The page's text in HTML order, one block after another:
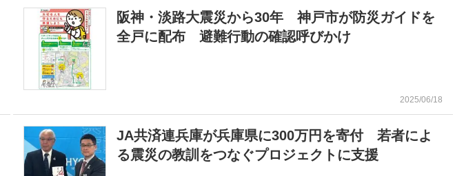
阪神・淡路大震災から30年 神戸市が防災ガイドを
全戸に配布 避難行動の確認呼びかけ
2025/06/18
JA共済連兵庫が兵庫県に300万円を寄付 若者によ
る震災の教訓をつなぐプロジェクトに支援